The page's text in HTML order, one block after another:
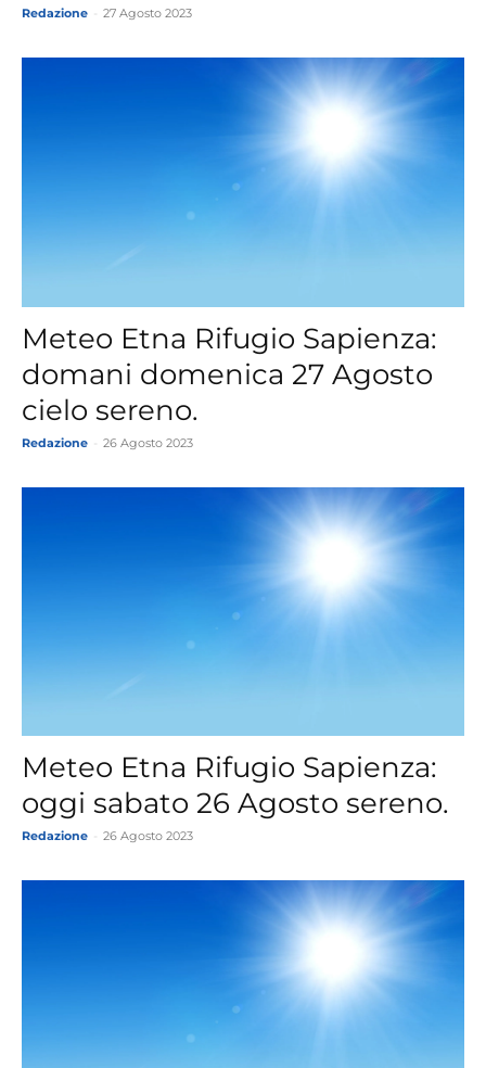
Redazione 27 Agosto 2023
Meteo Etna Rifugio Sapienza:
domani domenica 27 Agosto
cielo sereno.
Redazione 26 Agosto 2023
Meteo Etna Rifugio Sapienza:
oggi sabato 26 Agosto sereno.
Redazione 26 Agosto 2023